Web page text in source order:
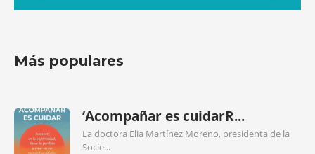
Más populares
‘Acompañar es cuidarR...
La doctora Elia Martínez Moreno, presidenta de la
Socie...